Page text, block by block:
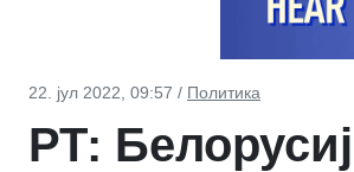
22. јул 2022, 09:57 / Политика
РТ: